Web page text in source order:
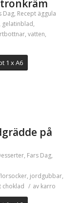
Dag, Recept äggula
gelatinblad,
, vatten,
1 x A6
på
, Fars Dag,
, jordgubbar,
choklad / av karro